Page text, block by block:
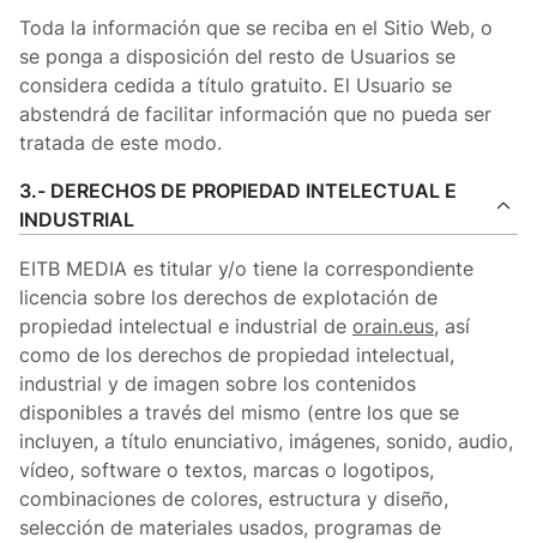
Toda la información que se reciba en el Sitio Web, o
se ponga a disposición del resto de Usuarios se
considera cedida a título gratuito. El Usuario se
abstendrá de facilitar información que no pueda ser
tratada de este modo.
3.- DERECHOS DE PROPIEDAD INTELECTUAL E
INDUSTRIAL
EITB MEDIA es titular y/o tiene la correspondiente
licencia sobre los derechos de explotación de
propiedad intelectual e industrial de orain.eus, así
como de los derechos de propiedad intelectual,
industrial y de imagen sobre los contenidos
disponibles a través del mismo (entre los que se
incluyen, a título enunciativo, imágenes, sonido, audio,
vídeo, software o textos, marcas o logotipos,
combinaciones de colores, estructura y diseño,
selección de materiales usados, programas de